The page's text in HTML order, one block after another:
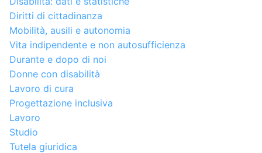
Diritti di cittadinanza
Mobilità, ausili e autonomia
Vita indipendente e non autosufficienza
Durante e dopo di noi
Donne con disabilità
Lavoro di cura
Progettazione inclusiva
Lavoro
Studio
Tutela giuridica